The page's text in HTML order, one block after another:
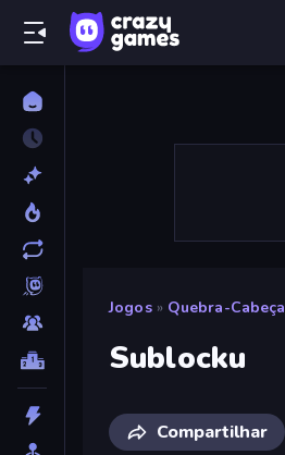
Jogos » Quebra-Cabeça
Sublocku
Compartilhar